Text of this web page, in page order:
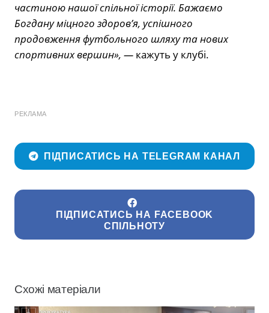
частиною нашої спільної історії. Бажаємо
Богдану міцного здоров’я, успішного
продовження футбольного шляху та нових
спортивних вершин», — кажуть у клубі.
РЕКЛАМА
ПІДПИСАТИСЬ НА TELEGRAM КАНАЛ
ПІДПИСАТИСЬ НА FACEBOOK
СПІЛЬНОТУ
Схожі матеріали